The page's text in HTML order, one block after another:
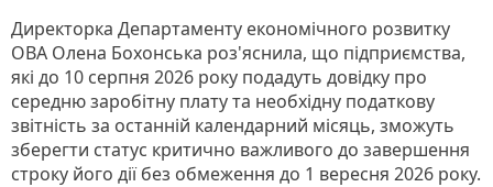
Директорка Департаменту економічного розвитку
ОВА Олена Бохонська роз'яснила, що підприємства,
які до 10 серпня 2026 року подадуть довідку про
середню заробітну плату та необхідну податкову
звітність за останній календарний місяць, зможуть
зберегти статус критично важливого до завершення
строку його дії без обмеження до 1 вересня 2026 року.